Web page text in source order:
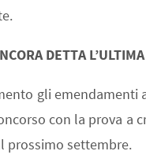
DETTA
gli emendamenti
con la prova
prossimo settembre.